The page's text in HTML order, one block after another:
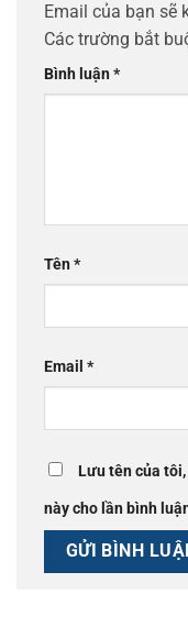
Email của bạn sẽ
Các trường bắt
Bình luận*
Tên*
Email *
Lưu tên của
này cho lần bình